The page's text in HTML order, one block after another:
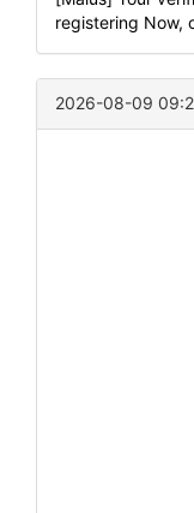
registering Now,
2026-08-09